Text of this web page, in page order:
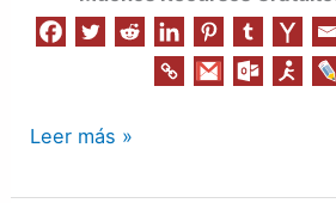
Leer más »